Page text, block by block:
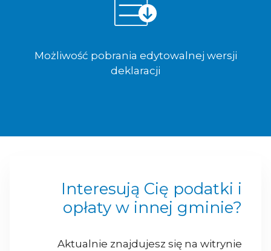
Możliwość pobrania edytowalnej wersji
deklaracji
Interesują Cię podatki i
opłaty w innej gminie?
Aktualnie znajdujesz się na witrynie